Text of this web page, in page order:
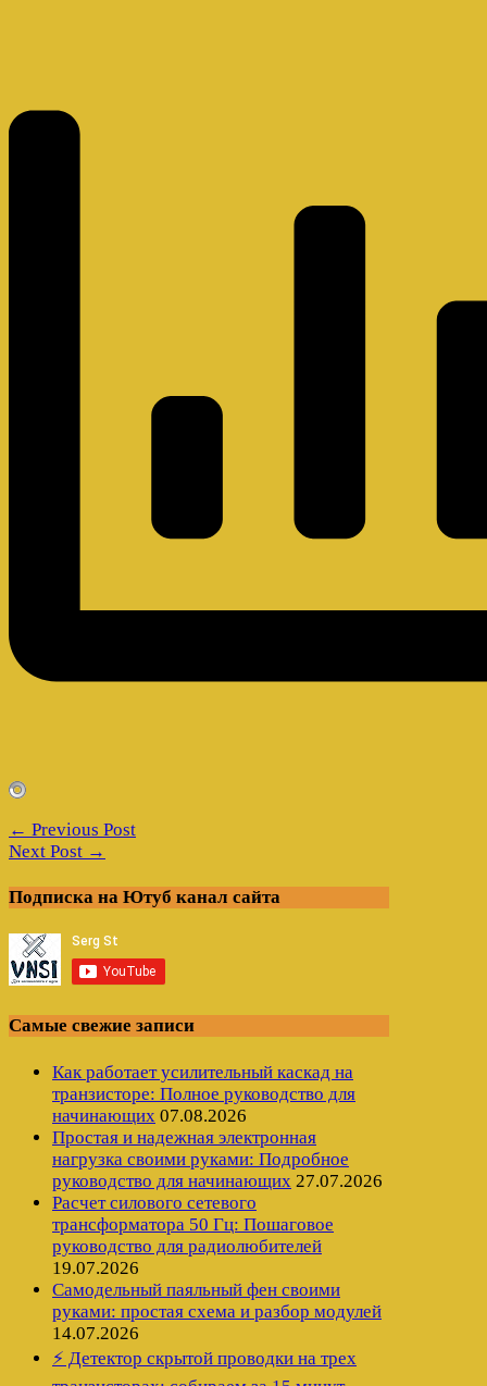
← Previous Post
Next Post →
Подписка на Ютуб канал сайта
Самые свежие записи
Как работает усилительный каскад на
транзисторе: Полное руководство для
начинающих 07.08.2026
Простая и надежная электронная
нагрузка своими руками: Подробное
руководство для начинающих 27.07.2026
Расчет силового сетевого
трансформатора 50 Гц: Пошаговое
руководство для радиолюбителей
19.07.2026
Самодельный паяльный фен своими
руками: простая схема и разбор модулей
14.07.2026
⚡ Детектор скрытой проводки на трех